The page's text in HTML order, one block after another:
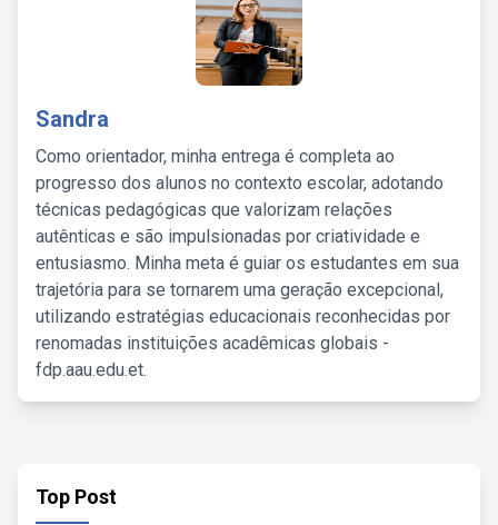
Sandra
Como orientador, minha entrega é completa ao
progresso dos alunos no contexto escolar, adotando
técnicas pedagógicas que valorizam relações
autênticas e são impulsionadas por criatividade e
entusiasmo. Minha meta é guiar os estudantes em sua
trajetória para se tornarem uma geração excepcional,
utilizando estratégias educacionais reconhecidas por
renomadas instituições acadêmicas globais -
fdp.aau.edu.et.
Top Post